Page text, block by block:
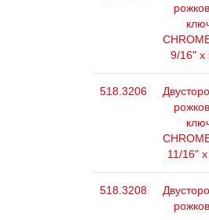
9/16" x
518.3206
11/16"
518.3208